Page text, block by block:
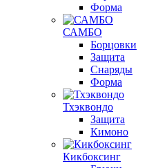
Форма
САМБО
Борцовки
Защита
Снаряды
Форма
Тхэквондо
Защита
Кимоно
Кикбоксинг